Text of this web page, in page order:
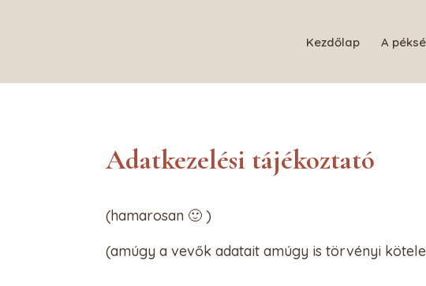
Kezdőlap A
Adatkezelési tájékoztató
(hamarosan 🙂 )
(amúgy a vevők adatait amúgy is törvényi